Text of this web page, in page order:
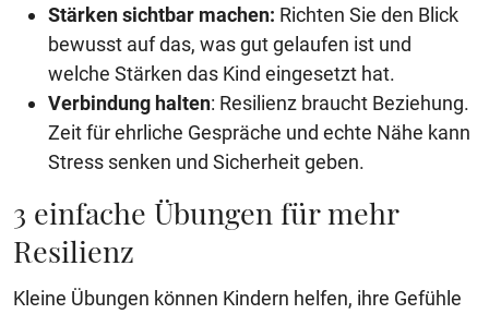
Stärken sichtbar machen: Richten Sie den Blick
bewusst auf das, was gut gelaufen ist und
welche Stärken das Kind eingesetzt hat.
Verbindung halten: Resilienz braucht Beziehung.
Zeit für ehrliche Gespräche und echte Nähe kann
Stress senken und Sicherheit geben.
3 einfache Übungen für mehr
Resilienz
Kleine Übungen können Kindern helfen, ihre Gefühle